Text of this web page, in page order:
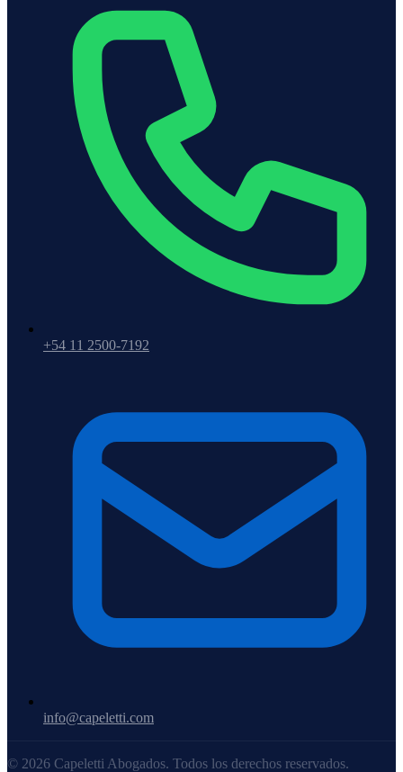
+54 11 2500-7192
info@capeletti.com
© 2026 Capeletti Abogados. Todos los derechos reservados.